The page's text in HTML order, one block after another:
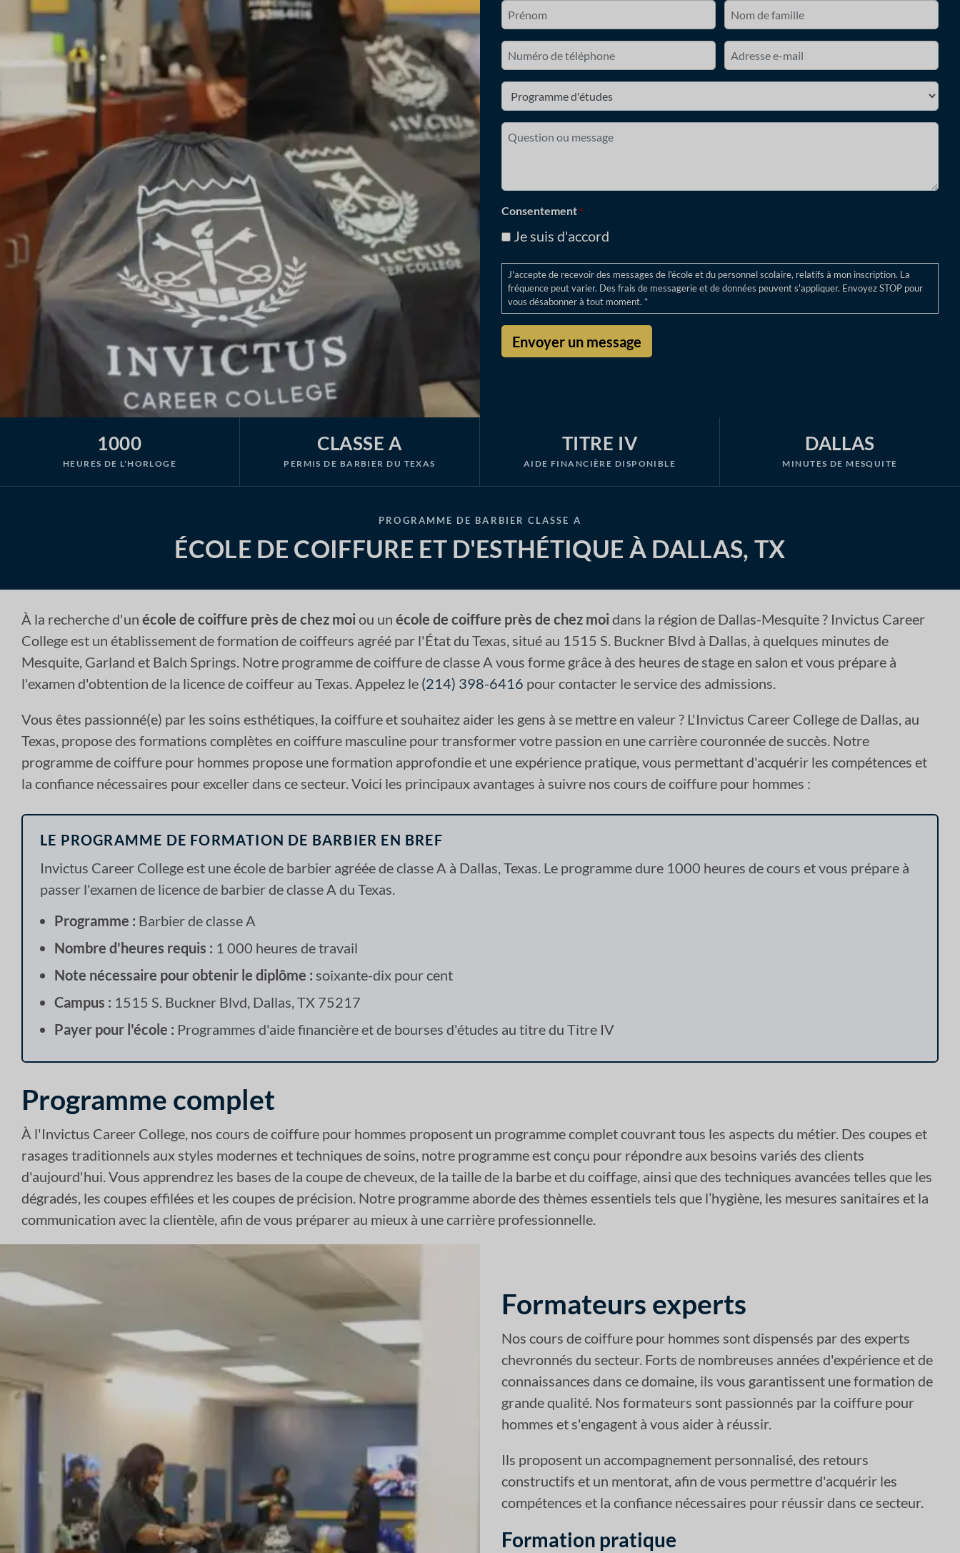
Nom
*
Premièrement Dernier
Numéro
de
téléphone
Courriel
*
Programme
d'études
*
Question
Consentement *
Je suis d'accord
J'accepte de recevoir des messages de l'école et du personnel scolaire, relatifs à mon inscription. La
fréquence peut varier. Des frais de messagerie et de données peuvent s'appliquer. Envoyez STOP pour
vous désabonner à tout moment. *
1000
HEURES DE L'HORLOGE
CLASSE A
PERMIS DE BARBIER DU TEXAS
TITRE IV
AIDE FINANCIÈRE DISPONIBLE
DALLAS
MINUTES DE MESQUITE
PROGRAMME DE BARBIER CLASSE A
ÉCOLE DE COIFFURE ET D'ESTHÉTIQUE À DALLAS, TX
À la recherche d'un école de coiffure près de chez moiou un école de coiffure près de chez moidans la région de Dallas-Mesquite ? Invictus Career
College est un établissement de formation de coiffeurs agréé par l'État du Texas, situé au 1515 S. Buckner Blvd à Dallas, à quelques minutes de
Mesquite, Garland et Balch Springs. Notre programme de coiffure de classe A vous forme grâce à des heures de stage en salon et vous prépare à
l'examen d'obtention de la licence de coiffeur au Texas. Appelez le (214) 398-6416 pour contacter le service des admissions.
Vous êtes passionné(e) par les soins esthétiques, la coiffure et souhaitez aider les gens à se mettre en valeur ? L'Invictus Career College de Dallas, au
Texas, propose des formations complètes en coiffure masculine pour transformer votre passion en une carrière couronnée de succès. Notre
programme de coiffure pour hommes propose une formation approfondie et une expérience pratique, vous permettant d'acquérir les compétences et
la confiance nécessaires pour exceller dans ce secteur. Voici les principaux avantages à suivre nos cours de coiffure pour hommes :
LE PROGRAMME DE FORMATION DE BARBIER EN BREF
Invictus Career College est une école de barbier agréée de classe A à Dallas, Texas. Le programme dure 1000 heures de cours et vous prépare à
passer l'examen de licence de barbier de classe A du Texas.
Programme : Barbier de classe A
Nombre d'heures requis : 1 000 heures de travail
Note nécessaire pour obtenir le diplôme : soixante-dix pour cent
Campus : 1515 S. Buckner Blvd, Dallas, TX 75217
Payer pour l'école : Programmes d'aide financière et de bourses d'études au titre du Titre IV
Programme complet
À l'Invictus Career College, nos cours de coiffure pour hommes proposent un programme complet couvrant tous les aspects du métier. Des coupes et
rasages traditionnels aux styles modernes et techniques de soins, notre programme est conçu pour répondre aux besoins variés des clients
d'aujourd'hui. Vous apprendrez les bases de la coupe de cheveux, de la taille de la barbe et du coiffage, ainsi que des techniques avancées telles que les
dégradés, les coupes effilées et les coupes de précision. Notre programme aborde des thèmes essentiels tels que l’hygiène, les mesures sanitaires et la
communication avec la clientèle, afin de vous préparer au mieux à une carrière professionnelle.
Formateurs experts
Nos cours de coiffure pour hommes sont dispensés par des experts
chevronnés du secteur. Forts de nombreuses années d'expérience et de
connaissances dans ce domaine, ils vous garantissent une formation de
grande qualité. Nos formateurs sont passionnés par la coiffure pour
hommes et s'engagent à vous aider à réussir.
Ils proposent un accompagnement personnalisé, des retours
constructifs et un mentorat, afin de vous permettre d'acquérir les
compétences et la confiance nécessaires pour réussir dans ce secteur.
Formation pratique